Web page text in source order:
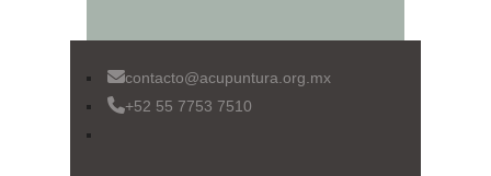
contacto@acupuntura.org.mx
+52 55 7753 7510